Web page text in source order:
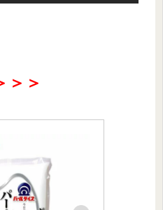
＞＞